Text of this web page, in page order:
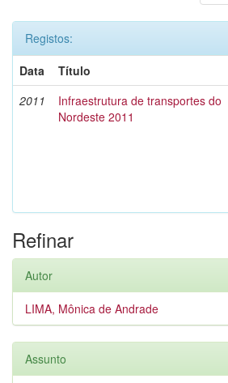
Registos:
Data
Título
2011
Infraestrutura de transportes do
Nordeste 2011
Refinar
Autor
LIMA, Mônica de Andrade
Assunto